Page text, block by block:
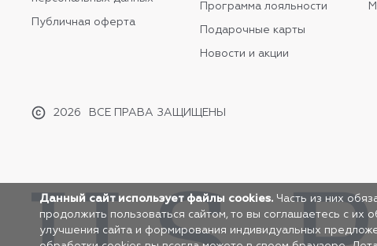
Публичная оферта
2026 ВСЕ ПРАВА ЗАЩИЩЕНЫ
Программа лояльности
Подарочные карты
Новости и акции
Данный сайт использует файлы cookies. Часть из них
продолжить пользоваться сайтом, то вы соглашаетесь с
улучшения сайта и формирования индивидуальных